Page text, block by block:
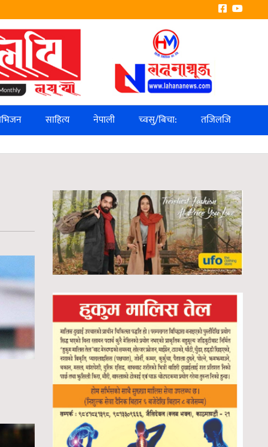
साहित्य नेपाली च्वसु/बिचा: तजिलजि